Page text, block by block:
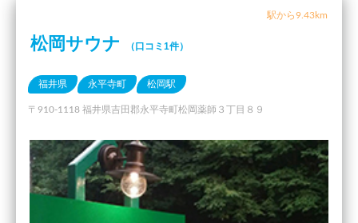
駅から9.43km
松岡サウナ （口コミ1件）
福井県 永平寺町 松岡駅
〒910-1118 福井県吉田郡永平寺町松岡薬師３丁目８９